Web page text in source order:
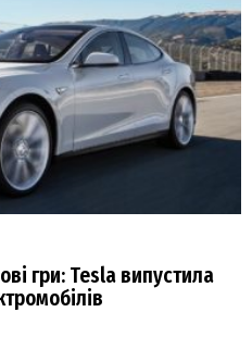
гри: Tesla випустила